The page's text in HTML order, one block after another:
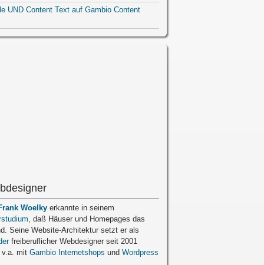
UND Content Text auf Gambio Content
Woelkyerkannte in seinem
, daß Häuser und Homepages das
Seine Website-Architektur setzt er als
freiberuflicher Webdesigner seit 2001
v.a. mit Gambio Internetshops und Wordpress